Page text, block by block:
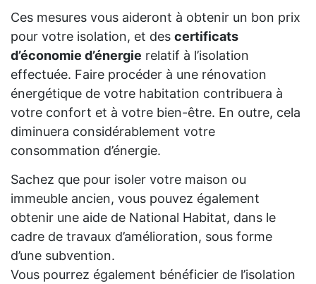
Ces mesures vous aideront à obtenir un bon prix
pour votre isolation, et des certificats
d’économie d’énergie relatif à l’isolation
effectuée. Faire procéder à une rénovation
énergétique de votre habitation contribuera à
votre confort et à votre bien-être. En outre, cela
diminuera considérablement votre
consommation d’énergie.
Sachez que pour isoler votre maison ou
immeuble ancien, vous pouvez également
obtenir une aide de National Habitat, dans le
cadre de travaux d’amélioration, sous forme
d’une subvention.
Vous pourrez également bénéficier de l’isolation